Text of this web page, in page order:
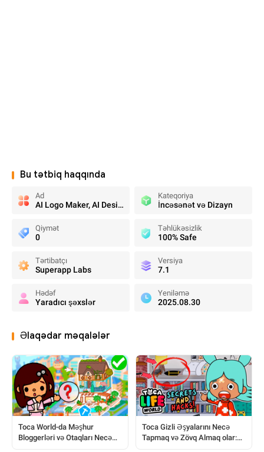
Bu tətbiq haqqında
Ad
AI Logo Maker, AI Design: Hexa
Kateqoriya
İncəsənət və Dizayn
Qiymət
0
Təhlükəsizlik
100% Safe
Tərtibatçı
Superapp Labs
Versiya
7.1
Hədəf
Yaradıcı şəxslər
Yeniləmə
2025.08.30
Əlaqədar məqalələr
Toca World-da Məşhur
Bloggerləri və Otaqları Necə
Toca Gizli Əşyalarını Necə
Tapmaq və Zövq Almaq olar: